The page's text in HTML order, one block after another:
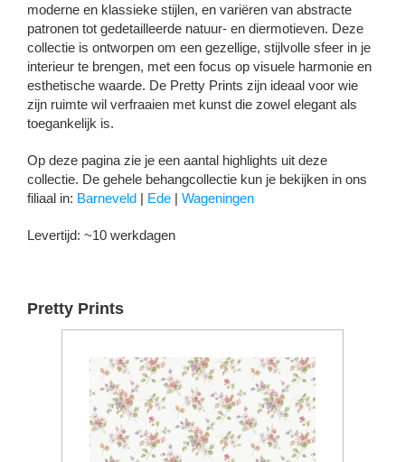
moderne en klassieke stijlen, en variëren van abstracte
patronen tot gedetailleerde natuur- en diermotieven. Deze
collectie is ontworpen om een gezellige, stijlvolle sfeer in je
interieur te brengen, met een focus op visuele harmonie en
esthetische waarde. De Pretty Prints zijn ideaal voor wie
zijn ruimte wil verfraaien met kunst die zowel elegant als
toegankelijk is.
Op deze pagina zie je een aantal highlights uit deze
collectie. De gehele behangcollectie kun je bekijken in ons
filiaal in: Barneveld | Ede | Wageningen
Levertijd: ~10 werkdagen
Pretty Prints